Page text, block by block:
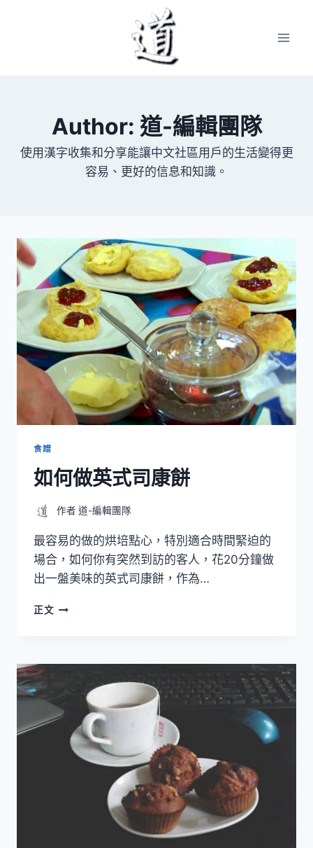
Author: 道-編輯團隊
使用漢字收集和分享能讓中文社區用戶的生活變得更
容易、更好的信息和知識。
食譜
如何做英式司康餅
作者 道-編輯團隊
最容易的做的烘培點心，特別適合時間緊迫的
場合，如何你有突然到訪的客人，花20分鐘做
出一盤美味的英式司康餅，作為…
正文如
式
餅